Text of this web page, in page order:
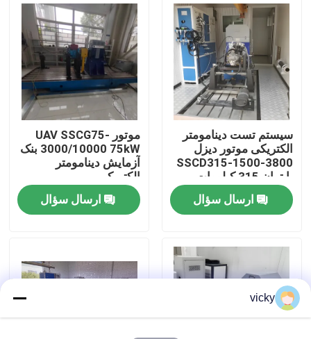
درباره ما
بازدید از کارخانه
کنترل کیفیت
تماس با ما
اخبار
پرونده ها
گشتاور دینامومتر
سیستم تست دینامومتر
الکتریکی موتور دیزل
SSCD315-1500-3800
با توان 315 کیلووات
ارسال سؤال
موتور UAV SSCG75-
3000/10000 75kW بنک
آزمایش دینامومتر
الکتریکی
ارسال سؤال
vicky